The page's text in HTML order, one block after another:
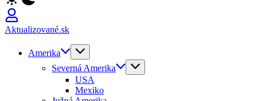
Aktualizované.sk
Amerika
Severná Amerika
USA
Mexiko